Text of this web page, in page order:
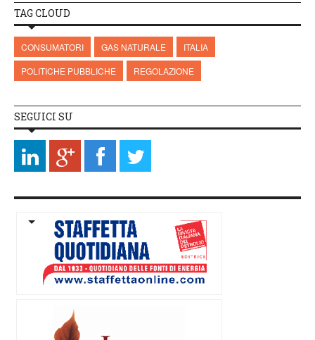
TAG CLOUD
CONSUMATORI GAS NATURALE
ITALIA
POLITICHE PUBBLICHE
REGOLAZIONE
SEGUICI SU